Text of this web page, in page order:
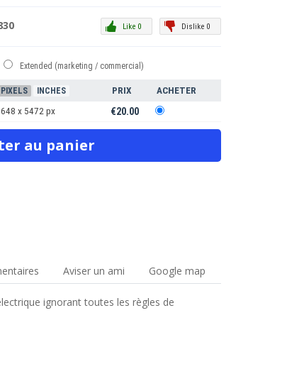
Dislike 0
Like 0
Extended (marketing / commercial)
PIXELS INCHES PRIX
ACHETER
x 5472 px €20.00
Aviser un ami Google map
ignorant toutes les règles de